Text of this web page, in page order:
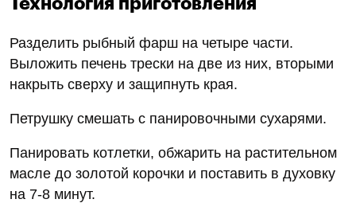
Разделить рыбный фарш на четыре части.
Выложить печень трески на две из них, вторыми
накрыть сверху и защипнуть края.
Петрушку смешать с панировочными сухарями.
Панировать котлетки, обжарить на растительном
масле до золотой корочки и поставить в духовку
на 7-8 минут.